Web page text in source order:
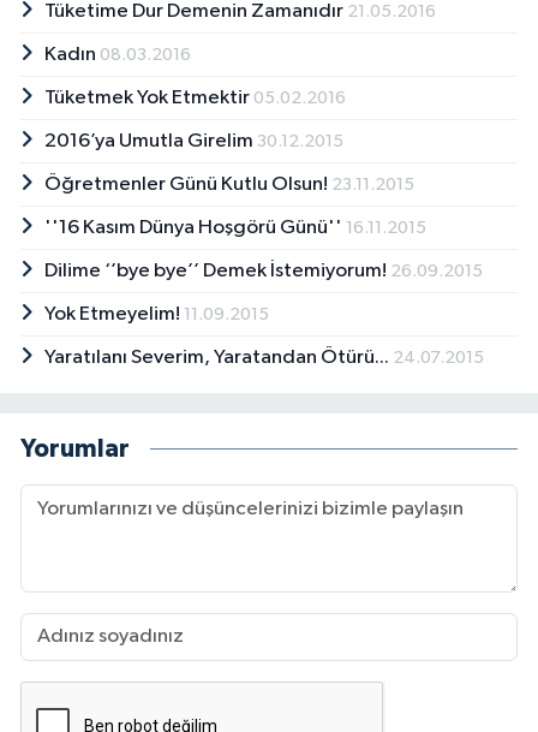
Tüketime Dur Demenin Zamanıdır 21.05.2016
Kadın 08.03.2016
Tüketmek Yok Etmektir 05.02.2016
2016’ya Umutla Girelim 30.12.2015
Öğretmenler Günü Kutlu Olsun! 23.11.2015
''16 Kasım Dünya Hoşgörü Günü'' 16.11.2015
Dilime ‘’bye bye’’ Demek İstemiyorum! 26.09.2015
Yok Etmeyelim! 11.09.2015
Yaratılanı Severim, Yaratandan Ötürü... 24.07.2015
Yorumlar